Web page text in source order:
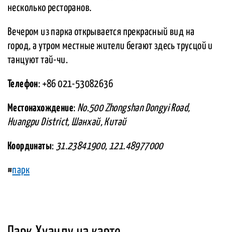
несколько ресторанов.
Вечером из парка открывается прекрасный вид на
город, а утром местные жители бегают здесь трусцой и
танцуют тай-чи.
Телефон: +86 021-53082636
Местонахождение: No.500 Zhongshan Dongyi Road,
Huangpu District, Шанхай, Китай
Координаты: 31.23841900, 121.48977000
#парк